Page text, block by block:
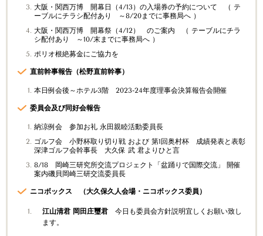
大阪・関西万博 開幕日（4/13）の入場券の予約について （ テ
ーブルにチラシ配付あり ～8/20までに事務局へ ）
大阪・関西万博 開幕祭（4/12） のご案内 （ テーブルにチラ
シ配付あり ～10/末までに事務局へ ）
ポリオ根絶募金にご協力を
直前幹事報告（松野直前幹事）
本日例会後～ホテル3階 2023-24年度理事会決算報告会開催
委員会及び同好会報告
納涼例会 参加お礼 永田親睦活動委員長
ゴルフ会 小野杯取り切り戦 および 第1回奥村杯 成績発表と表彰
深津ゴルフ会幹事長 大久保 武 君よりひと言
8/18 岡崎三研究所交流プロジェクト「盆踊りで国際交流」 開催
案内磯貝岡崎三研交流委員長
ニコボックス （大久保久人会場・ニコボックス委員）
江山清君 岡田庄璽君 今日も委員会方針説明宜しくお願い致し
ます。